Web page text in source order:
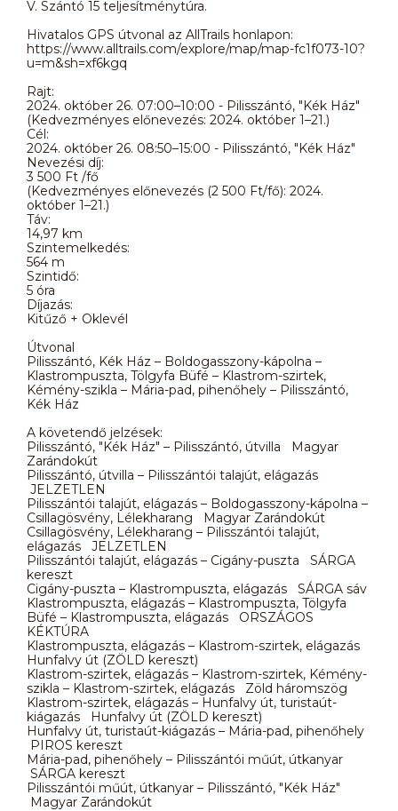
V. Szántó 15 teljesítménytúra.
Hivatalos GPS útvonal az AllTrails honlapon:
https://www.alltrails.com/explore/map/map-fc1f073-10?
u=m&sh=xf6kgq
Rajt:
2024. október 26. 07:00–10:00 - Pilisszántó, "Kék Ház"
(Kedvezményes előnevezés: 2024. október 1–21.)
Cél:
2024. október 26. 08:50–15:00 - Pilisszántó, "Kék Ház"
Nevezési díj:
3 500 Ft /fő
(Kedvezményes előnevezés (2 500 Ft/fő): 2024.
október 1–21.)
Táv:
14,97 km
Szintemelkedés:
564 m
Szintidő:
5 óra
Díjazás:
Kitűző + Oklevél
Útvonal
Pilisszántó, Kék Ház – Boldogasszony-kápolna –
Klastrompuszta, Tölgyfa Büfé – Klastrom-szirtek,
Kémény-szikla – Mária-pad, pihenőhely – Pilisszántó,
Kék Ház
A követendő jelzések:
Pilisszántó, "Kék Ház" – Pilisszántó, útvilla Magyar
Zarándokút
Pilisszántó, útvilla – Pilisszántói talajút, elágazás
JELZETLEN
Pilisszántói talajút, elágazás – Boldogasszony-kápolna –
Csillagösvény, Lélekharang Magyar Zarándokút
Csillagösvény, Lélekharang – Pilisszántói talajút,
elágazás JELZETLEN
Pilisszántói talajút, elágazás – Cigány-puszta SÁRGA
kereszt
Cigány-puszta – Klastrompuszta, elágazás SÁRGA sáv
Klastrompuszta, elágazás – Klastrompuszta, Tölgyfa
Büfé – Klastrompuszta, elágazás ORSZÁGOS
KÉKTÚRA
Klastrompuszta, elágazás – Klastrom-szirtek, elágazás
Hunfalvy út (ZÖLD kereszt)
Klastrom-szirtek, elágazás – Klastrom-szirtek, Kémény-
szikla – Klastrom-szirtek, elágazás Zöld háromszög
Klastrom-szirtek, elágazás – Hunfalvy út, turistaút-
kiágazás Hunfalvy út (ZÖLD kereszt)
Hunfalvy út, turistaút-kiágazás – Mária-pad, pihenőhely
PIROS kereszt
Mária-pad, pihenőhely – Pilisszántói műút, útkanyar
SÁRGA kereszt
Pilisszántói műút, útkanyar – Pilisszántó, "Kék Ház"
Magyar Zarándokút